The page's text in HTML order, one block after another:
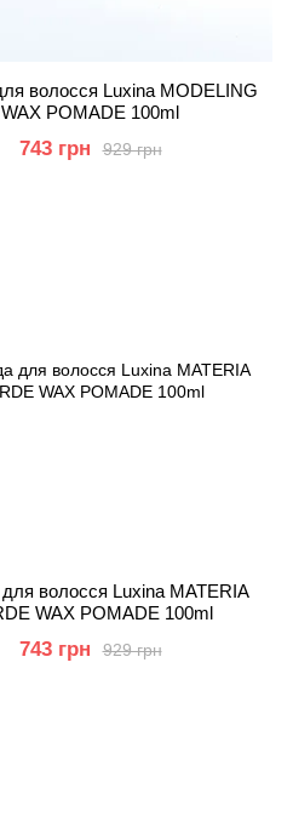
волосся Luxina MODELING
WAX POMADE 100ml
929 грн
743 грн
волосся Luxina MATERIA
WAX POMADE 100ml
929 грн
743 грн